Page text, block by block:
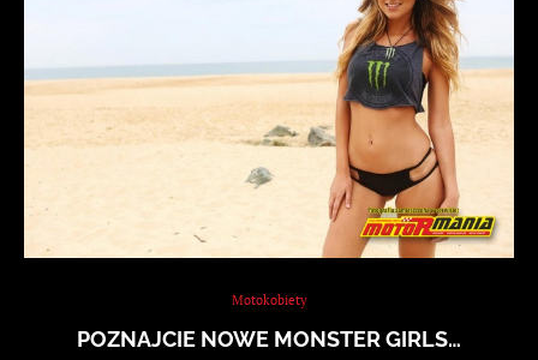
Motokobiety
POZNAJCIE NOWE MONSTER GIRLS…